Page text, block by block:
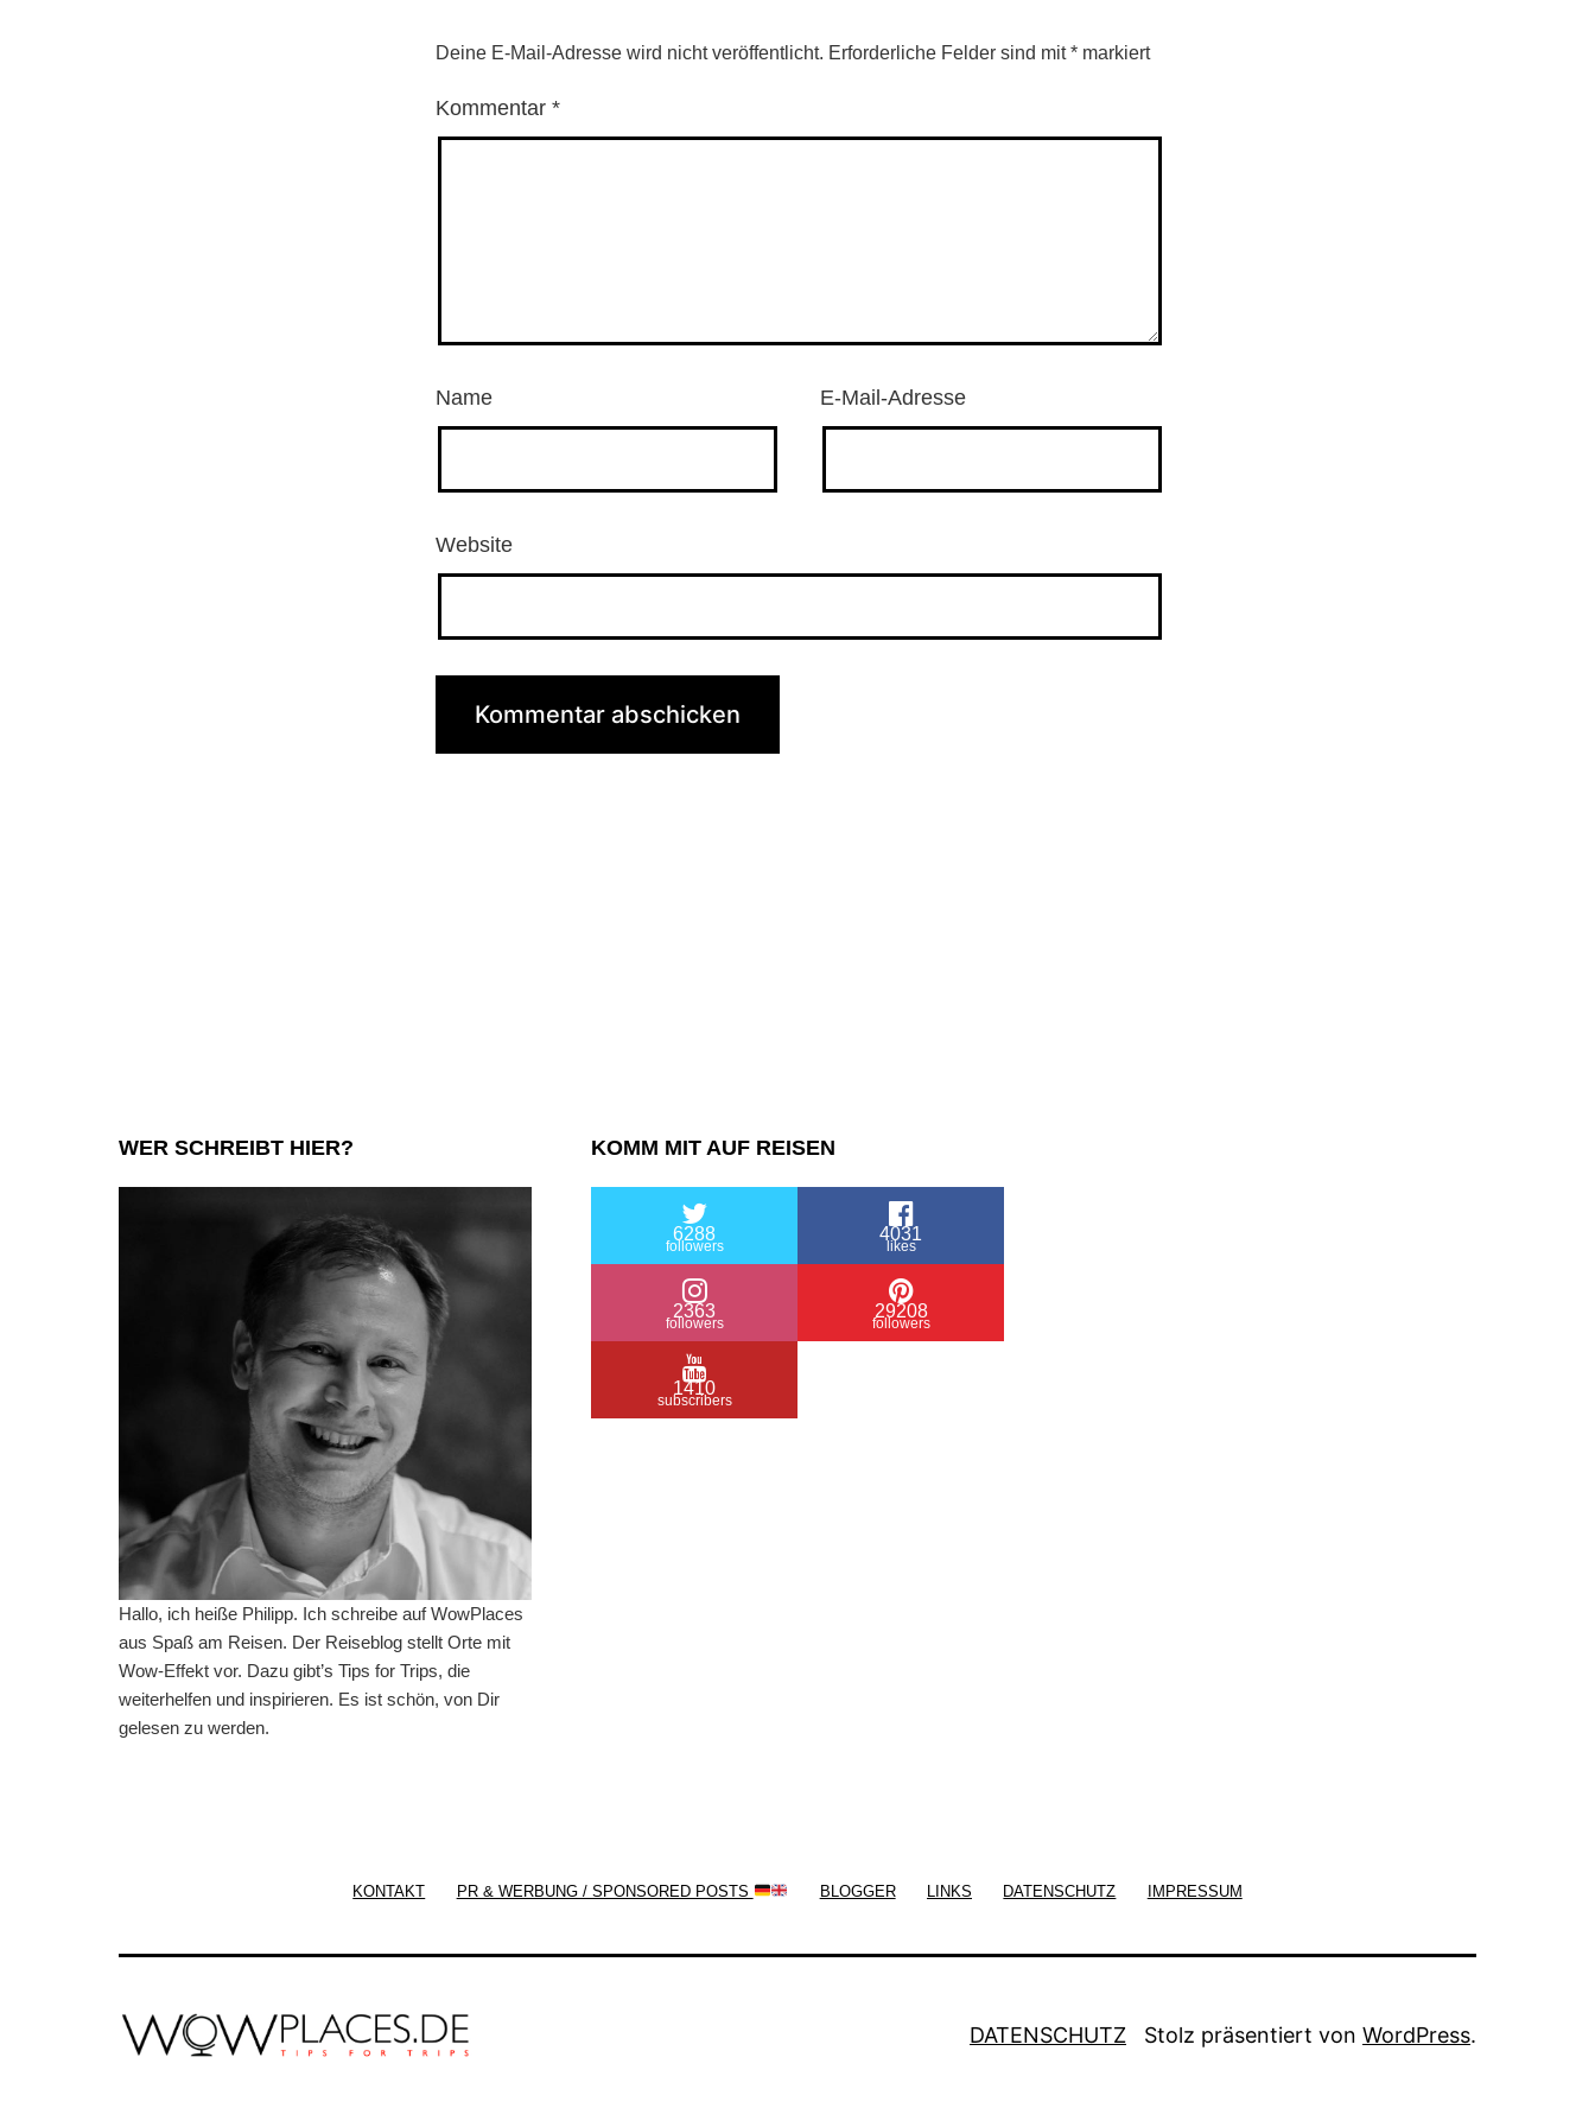
Deine E-Mail-Adresse wird nicht veröffentlicht. Erforderliche Felder sind mit* markiert
Kommentar *
Name E-Mail-Adresse
Website
WER SCHREIBT HIER?
Hallo, ich heiße Philipp. Ich schreibe auf WowPlaces
aus Spaß am Reisen. Der Reiseblog stellt Orte mit
Wow-Effekt vor. Dazu gibt’s Tips for Trips, die
weiterhelfen und inspirieren. Es ist schön, von Dir
gelesen zu werden.
KOMM MIT AUF REISEN
6288
followers
4031
likes
2363
followers
29208
followers
1410
subscribers
KONTAKT PR & WERBUNG / SPONSORED POSTS BLOGGER LINKS DATENSCHUTZ IMPRESSUM
DATENSCHUTZ Stolz präsentiert von WordPress.